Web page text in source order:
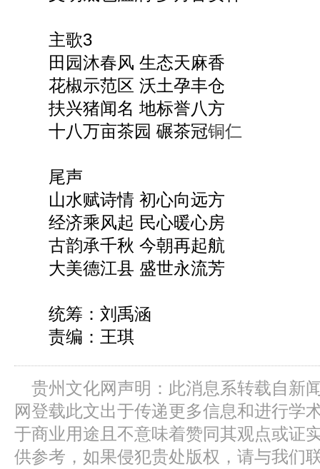
主歌3
田园沐春风 生态天麻香
花椒示范区 沃土孕丰仓
扶兴猪闻名 地标誉八方
十八万亩茶园 碾茶冠铜仁
尾声
山水赋诗情 初心向远方
经济乘风起 民心暖心房
古韵承千秋 今朝再起航
大美德江县 盛世永流芳
统筹：刘禹涵
责编：王琪
贵州文化网声明：此消息系转载自新
网登载此文出于传递更多信息和进行学
于商业用途且不意味着赞同其观点或证
供参考，如果侵犯贵处版权，请与我们